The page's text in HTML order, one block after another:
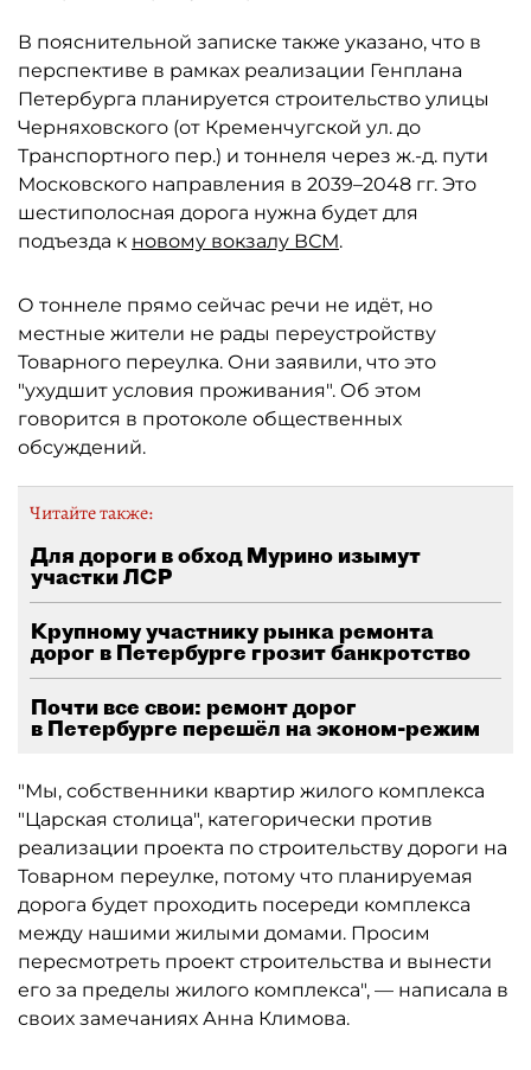
В пояснительной записке также указано, что в
перспективе в рамках реализации Генплана
Петербурга планируется строительство улицы
Черняховского (от Кременчугской ул. до
Транспортного пер.) и тоннеля через ж.-д. пути
Московского направления в 2039–2048 гг. Это
шестиполосная дорога нужна будет для
подъезда к новому вокзалу ВСМ.
О тоннеле прямо сейчас речи не идёт, но
местные жители не рады переустройству
Товарного переулка. Они заявили, что это
"ухудшит условия проживания". Об этом
говорится в протоколе общественных
обсуждений.
Читайте также:
Для дороги в обход Мурино изымут
участки ЛСР
Крупному участнику рынка ремонта
дорог в Петербурге грозит банкротство
Почти все свои: ремонт дорог
в Петербурге перешёл на эконом-режим
"Мы, собственники квартир жилого комплекса
"Царская столица", категорически против
реализации проекта по строительству дороги на
Товарном переулке, потому что планируемая
дорога будет проходить посереди комплекса
между нашими жилыми домами. Просим
пересмотреть проект строительства и вынести
его за пределы жилого комплекса", — написала в
своих замечаниях Анна Климова.